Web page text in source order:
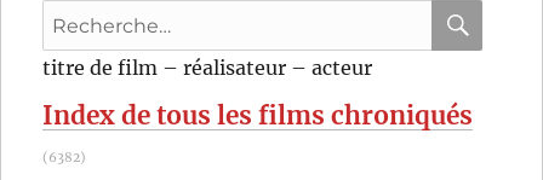
Recherche
pour
titre de film – réalisateur – acteur
Index de tous les films chroniqués
(6382)